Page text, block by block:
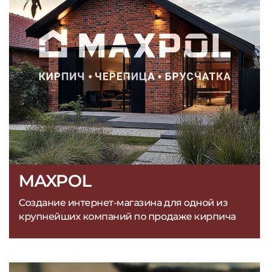
MAXPOL
Создание интернет-магазина для одной из
крупнейших компаний по продаже кирпича